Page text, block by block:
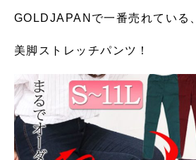
GOLDJAPANで一番売れている
美脚ストレッチパンツ！